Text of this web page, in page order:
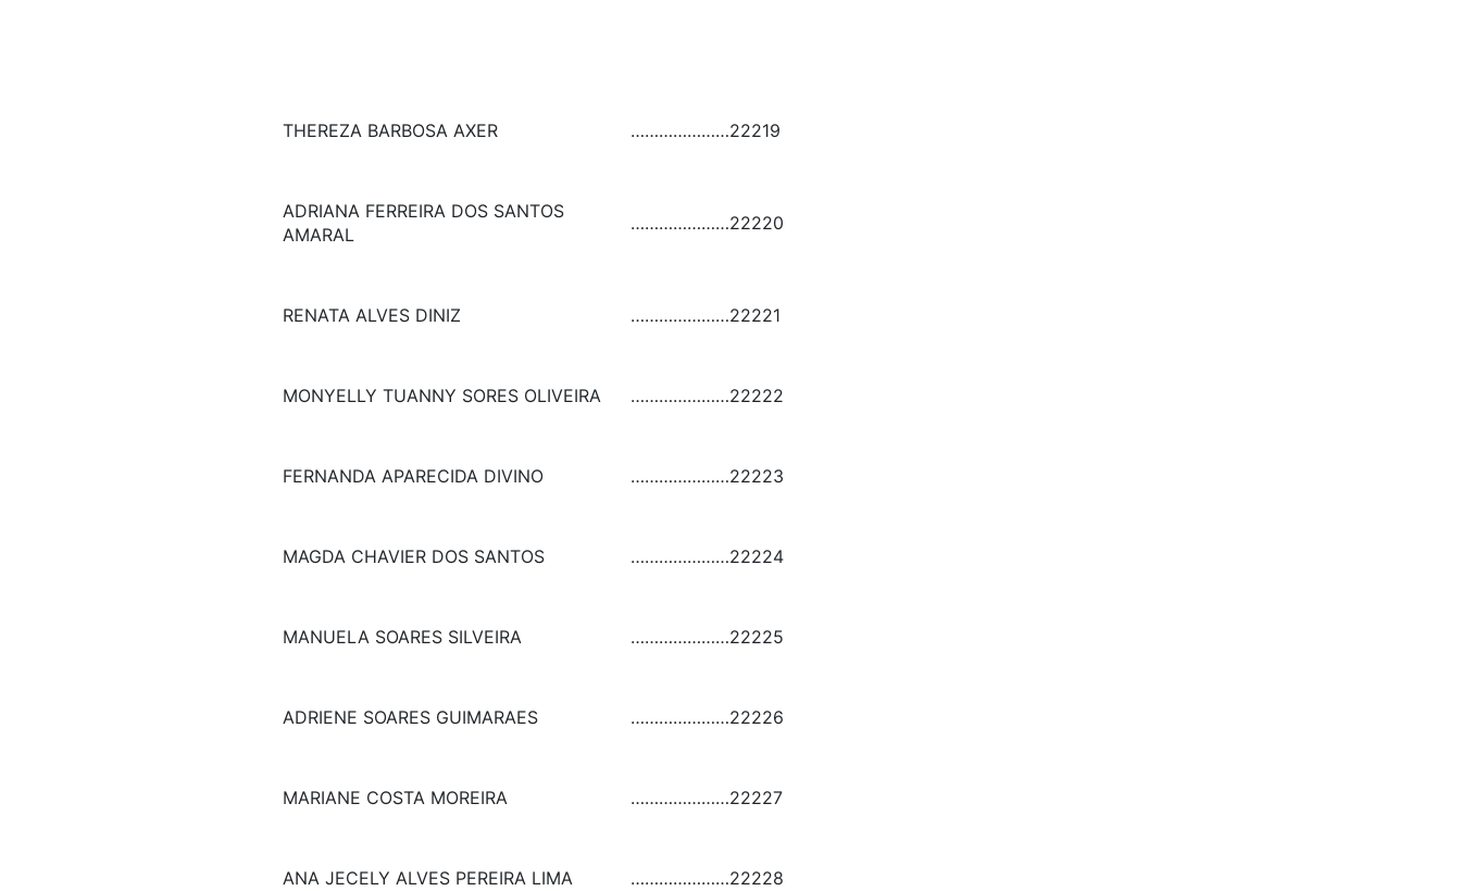
THEREZA BARBOSA AXER …………………22219
ADRIANA FERREIRA DOS SANTOS
AMARAL
…………………22220
RENATA ALVES DINIZ …………………22221
MONYELLY TUANNY SORES OLIVEIRA …………………22222
FERNANDA APARECIDA DIVINO …………………22223
MAGDA CHAVIER DOS SANTOS …………………22224
MANUELA SOARES SILVEIRA …………………22225
ADRIENE SOARES GUIMARAES …………………22226
MARIANE COSTA MOREIRA …………………22227
ANA JECELY ALVES PEREIRA LIMA …………………22228